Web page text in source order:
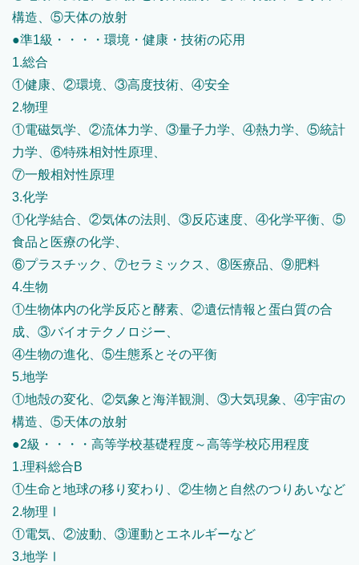
構造、⑤天体の放射
●準1級・・・・環境・健康・技術の応用
1.総合
①健康、②環境、③高度技術、④安全
2.物理
①電磁気学、②流体力学、③量子力学、④熱力学、⑤統計
力学、⑥特殊相対性原理、
⑦一般相対性原理
3.化学
①化学結合、②気体の法則、③反応速度、④化学平衡、⑤
食品と医療の化学、
⑥プラスチック、⑦セラミックス、⑧医療品、⑨肥料
4.生物
①生物体内の化学反応と酵素、②遺伝情報と蛋白質の合
成、③バイオテクノロジー、
④生物の進化、⑤生態系とその平衡
5.地学
①地殻の変化、②気象と海洋観測、③大気現象、④宇宙の
構造、⑤天体の放射
●2級・・・・高等学校基礎程度～高等学校応用程度
1.理科総合B
①生命と地球の移り変わり、②生物と自然のつりあいなど
2.物理Ⅰ
①電気、②波動、③運動とエネルギーなど
3.地学Ⅰ